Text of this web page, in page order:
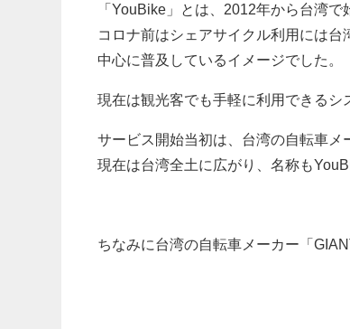
「YouBike」とは、2012年から台湾で
コロナ前はシェアサイクル利用には
中心に普及しているイメージでした。
現在は観光客でも手軽に利用できるシ
サービス開始当初は、台湾の自転車メ
現在は台湾全土に広がり、名称も
ちなみに台湾の自転車メーカー「